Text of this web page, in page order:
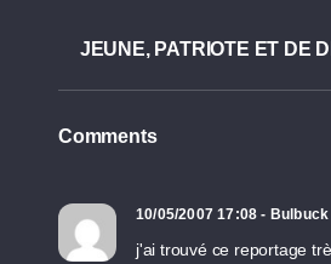
JEUNE, PATRIOTE ET DE
Comments
10/05/2007 17:08 - Bulbuck
j'ai trouvé ce reportage